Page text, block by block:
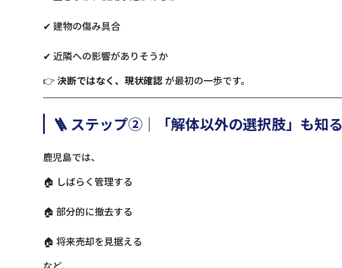
✔ 建物の傷み具合
✔ 近隣への影響がありそうか
👉 決断ではなく、現状確認が最初の一歩です。
🪜 ステップ②｜「解体以外の選択肢」も知る
鹿児島では、
🏠 しばらく管理する
🏠 部分的に撤去する
🏠 将来売却を見据える